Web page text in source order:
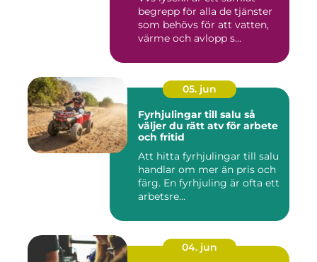
begrepp för alla de tjänster
som behövs för att vatten,
värme och avlopp s...
05. jun
Fyrhjulingar till salu så
väljer du rätt atv för arbete
och fritid
Att hitta fyrhjulingar till salu
handlar om mer än pris och
färg. En fyrhjuling är ofta ett
arbetsre...
04. jun